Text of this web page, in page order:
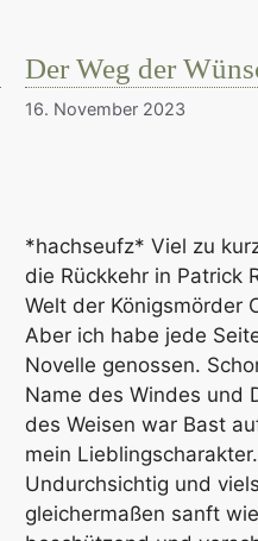
Der Weg der
16. November 2023
*hachseufz* Viel zu
die Rückkehr in Patrick
Welt der Königsmörder
Aber ich habe jede
Novelle genossen.
Name des Windes und
des Weisen war Bast
mein Lieblingscharakter.
Undurchsichtig und
gleichermaßen sanft